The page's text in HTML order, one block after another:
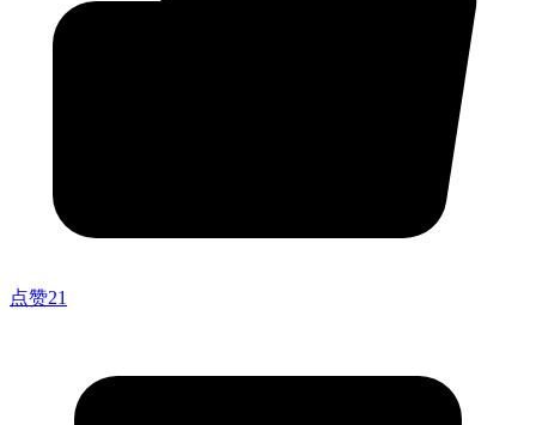
点赞21